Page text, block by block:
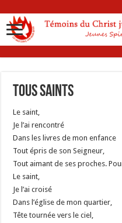
Tous saints
Le saint,
Je l’ai rencontré
Dans les livres de mon enfance
Tout épris de son Seigneur,
Tout aimant de ses proches.
Le saint,
Je l’ai croisé
Dans l’église de mon quartier,
Tête tournée vers le ciel,